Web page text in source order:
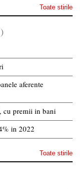
Toate stirile
aferente
cu premii in bani
in 2022
Toate stirile